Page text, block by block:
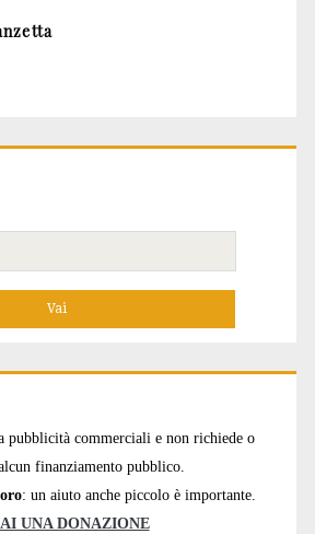
pubblicità commerciali e non richiede o
finanziamento pubblico.
: un aiuto anche piccolo è importante.
UNA DONAZIONE